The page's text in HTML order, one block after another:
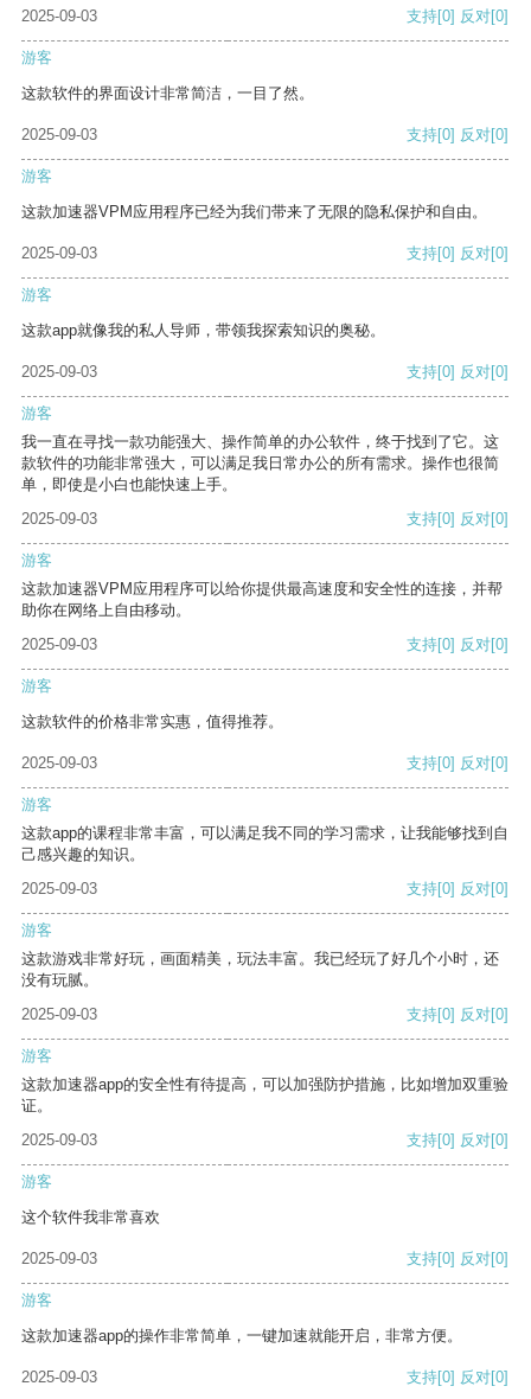
2025-09-03 支持[0] 反对[0]
游客
这款软件的界面设计非常简洁，一目了然。
2025-09-03 支持[0] 反对[0]
游客
这款加速器VPM应用程序已经为我们带来了无限的隐私保护和自由。
2025-09-03 支持[0] 反对[0]
游客
这款app就像我的私人导师，带领我探索知识的奥秘。
2025-09-03 支持[0] 反对[0]
游客
我一直在寻找一款功能强大、操作简单的办公软件，终于找到了它。这
款软件的功能非常强大，可以满足我日常办公的所有需求。操作也很简
单，即使是小白也能快速上手。
2025-09-03
支持[0] 反对[0]
游客
这款加速器VPM应用程序可以给你提供最高速度和安全性的连接，并帮
助你在网络上自由移动。
2025-09-03
支持[0] 反对[0]
游客
这款软件的价格非常实惠，值得推荐。
2025-09-03 支持[0] 反对[0]
游客
这款app的课程非常丰富，可以满足我不同的学习需求，让我能够找到自
己感兴趣的知识。
2025-09-03
支持[0] 反对[0]
游客
这款游戏非常好玩，画面精美，玩法丰富。我已经玩了好几个小时，还
没有玩腻。
2025-09-03
支持[0] 反对[0]
游客
这款加速器app的安全性有待提高，可以加强防护措施，比如增加双重验
证。
2025-09-03
支持[0] 反对[0]
游客
这个软件我非常喜欢
2025-09-03 支持[0] 反对[0]
游客
这款加速器app的操作非常简单，一键加速就能开启，非常方便。
2025-09-03 支持[0] 反对[0]